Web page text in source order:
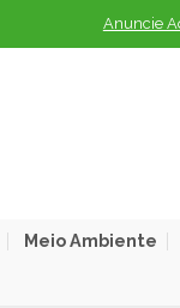
Anuncie
Meio Ambiente